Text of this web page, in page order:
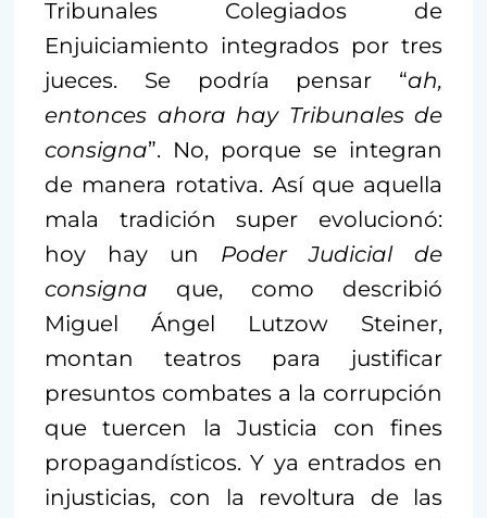
Tribunales Colegiados de
Enjuiciamiento integrados por tres
jueces. Se podría pensar “ah,
entonces ahora hay Tribunales de
consigna”. No, porque se integran
de manera rotativa. Así que aquella
mala tradición super evolucionó:
hoy hay un Poder Judicial de
consigna que, como describió
Miguel Ángel Lutzow Steiner,
montan teatros para justificar
presuntos combates a la corrupción
que tuercen la Justicia con fines
propagandísticos. Y ya entrados en
injusticias, con la revoltura de las